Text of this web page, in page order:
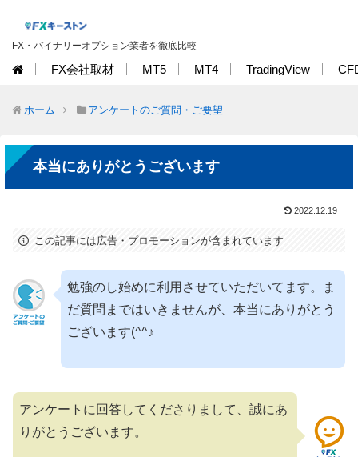
FX・バイナリーオプション業者を徹底比較
FX会社取材 MT5 MT4 TradingView
ホーム アンケートのご質問・ご要望
本当にありがとうございます
2022.12.19
この記事には広告・プロモーションが含まれています
勉強のし始めに利用させていただいてます。ま
だ質問まではいきませんが、本当にありがとう
ございます(^^♪
アンケートに回答してくださりまして、誠にあ
りがとうございます。